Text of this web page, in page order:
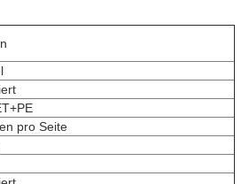
pro Seite